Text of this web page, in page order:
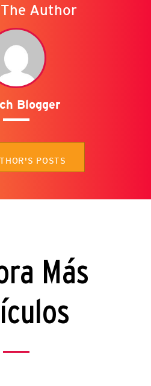
Author
Blogger
POSTS
Más